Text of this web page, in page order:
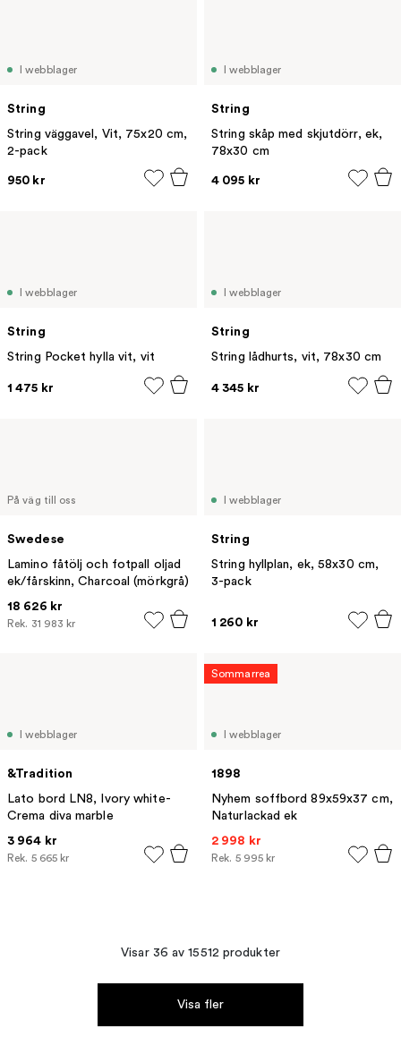
I webblager
String
String väggavel, Vit, 75x20 cm,
2-pack
950 kr
I webblager
String
String skåp med skjutdörr, ek,
78x30 cm
4 095 kr
I webblager
String
String Pocket hylla vit, vit
1 475 kr
I webblager
String
String lådhurts, vit, 78x30 cm
4 345 kr
På väg till oss
Swedese
Lamino fåtölj och fotpall oljad
ek/fårskinn, Charcoal (mörkgrå)
18 626 kr
Rek. 31 983 kr
I webblager
String
String hyllplan, ek, 58x30 cm,
3-pack
1 260 kr
I webblager
&Tradition
Lato bord LN8, Ivory white-
Crema diva marble
3 964 kr
Rek. 5 665 kr
I webblager
1898
Nyhem soffbord 89x59x37 cm,
Naturlackad ek
2 998 kr
Rek. 5 995 kr
Sommarrea
Visar 36 av 15512 produkter
Visa fler